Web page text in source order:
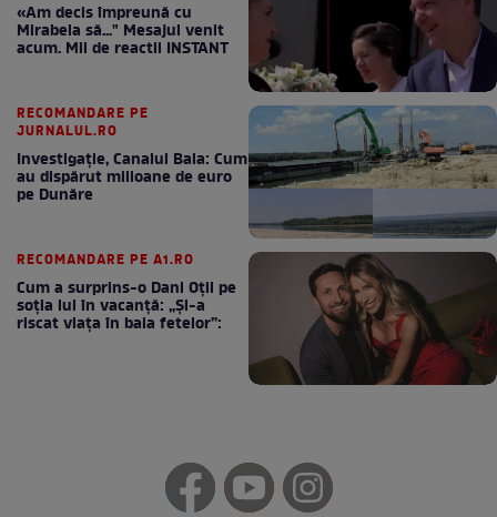
«Am decis împreună cu
Mirabela să..." Mesajul venit
acum. Mii de reactii INSTANT
RECOMANDARE PE
JURNALUL.RO
Investigație, Canalul Bala: Cum
au dispărut milioane de euro
pe Dunăre
RECOMANDARE PE A1.RO
Cum a surprins-o Dani Oțil pe
soția lui în vacanță: „Și-a
riscat viața în baia fetelor”: